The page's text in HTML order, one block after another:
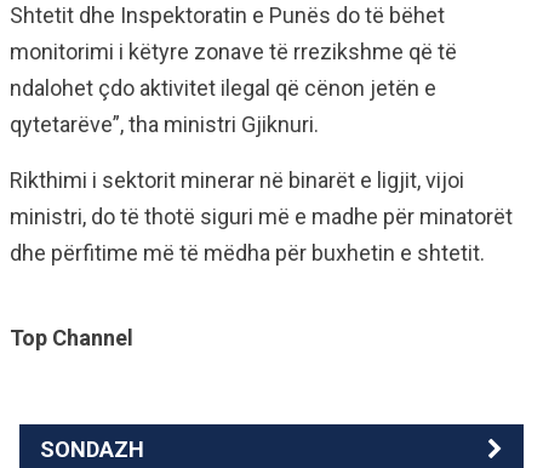
Shtetit dhe Inspektoratin e Punës do të bëhet
monitorimi i këtyre zonave të rrezikshme që të
ndalohet çdo aktivitet ilegal që cënon jetën e
qytetarëve”, tha ministri Gjiknuri.
Rikthimi i sektorit minerar në binarët e ligjit, vijoi
ministri, do të thotë siguri më e madhe për minatorët
dhe përfitime më të mëdha për buxhetin e shtetit.
Top Channel
SONDAZH